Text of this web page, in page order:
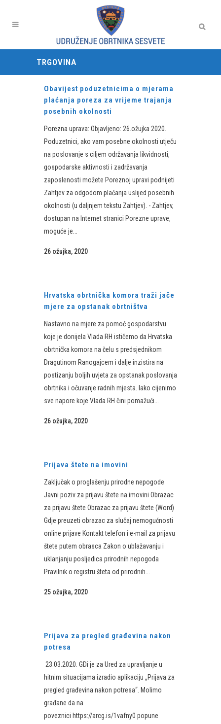
TRGOVINA
Obavijest poduzetnicima o mjerama
plaćanja poreza za vrijeme trajanja
posebnih okolnosti
Porezna uprava: Objavljeno: 26.ožujka 2020.
Poduzetnici, ako vam posebne okolnosti utječu
na poslovanje s ciljem održavanja likvidnosti,
gospodarske aktivnosti i zadržavanja
zaposlenosti možete Poreznoj upravi podnijeti
Zahtjev za odgodom plaćanja uslijed posebnih
okolnosti (u daljnjem tekstu Zahtjev). - Zahtjev,
dostupan na Internet stranici Porezne uprave,
moguće je...
26 ožujka, 2020
Hrvatska obrtnička komora traži jače
mjere za opstanak obrtništva
Nastavno na mjere za pomoć gospodarstvu
koje je donijela Vlada RH ističemo da Hrvatska
obrtnička komora na čelu s predsjednikom
Dragutinom Ranogajcem i dalje inzistira na
postizanju boljih uvjeta za opstanak poslovanja
obrtnika i očuvanje radnih mjesta. Iako cijenimo
sve napore koje Vlada RH čini pomažući...
26 ožujka, 2020
Prijava štete na imovini
Zaključak o proglašenju prirodne nepogode
Javni poziv za prijavu štete na imovini Obrazac
za prijavu štete Obrazac za prijavu štete (Word)
Gdje preuzeti obrazac za slučaj nemogućnosti
online prijave Kontakt telefon i e-mail za prijavu
štete putem obrasca Zakon o ublažavanju i
uklanjanju posljedica prirodnih nepogoda
Pravilnik o registru šteta od prirodnih...
25 ožujka, 2020
Prijava za pregled građevina nakon
potresa
23.03.2020. GDi je za Ured za upravljanje u
hitnim situacijama izradio aplikaciju „Prijava za
pregled građevina nakon potresa“. Molimo
građane da na
poveznici https://arcg.is/1vafny0 popune